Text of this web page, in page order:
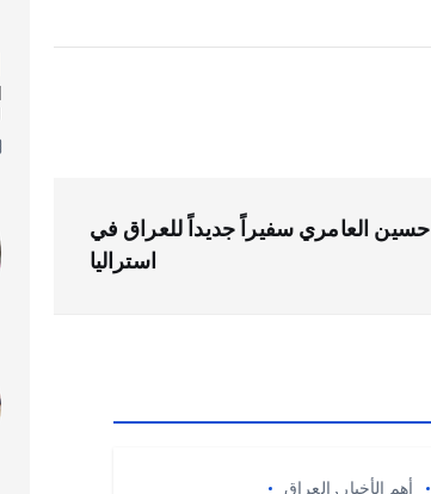
حسين العامري سفيراً جديداً للعراق في
استراليا
أهم الأخبار , العراق